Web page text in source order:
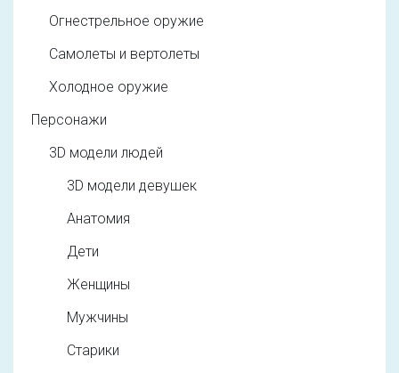
Огнестрельное оружие
Самолеты и вертолеты
Холодное оружие
Персонажи
3D модели людей
3D модели девушек
Анатомия
Дети
Женщины
Мужчины
Старики